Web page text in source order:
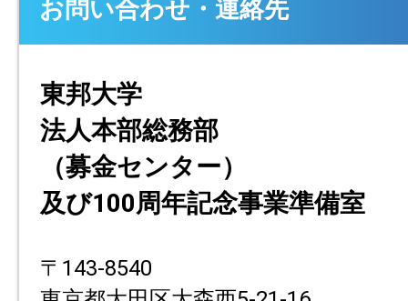
お問い合わせ・連絡先
東邦大学
法人本部総務部
（募金センター）
及び100周年記念事業準備室
〒143-8540